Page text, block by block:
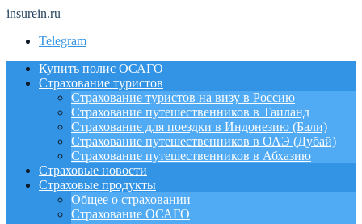
insurein.ru
Telegram
Купить полис ОСАГО
Страхование туристов
Страхование туристов на визу в Россию
Страхование путешественников в Таиланд
Страхование для поездки в Индонезию (Бали)
Страхование путешественников в ОАЭ (Дубай)
Страхование путешественников в Абхазию
Страховые новости
Страховые продукты
Общее о страховании
Страхование ОСАГО